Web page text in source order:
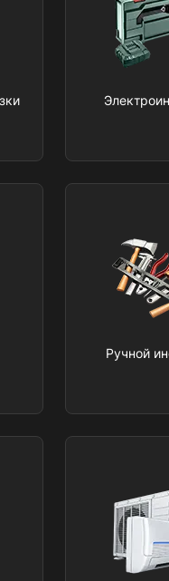
Ручной